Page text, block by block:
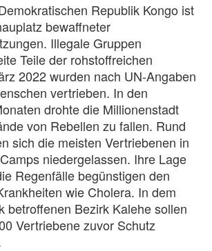
Republik Kongo ist
bewaffneter
Illegale Gruppen
Teile der rohstoffreichen
2022 wurden nach UN-Angaben
vertrieben. In den
drohte die Millionenstadt
von Rebellen zu fallen. Rund
sich die meisten Vertriebenen in
niedergelassen. Ihre Lage
Regenfälle begünstigen den
wie Cholera. In dem
betroffenen Bezirk Kalehe sollen
Vertriebene zuvor Schutz